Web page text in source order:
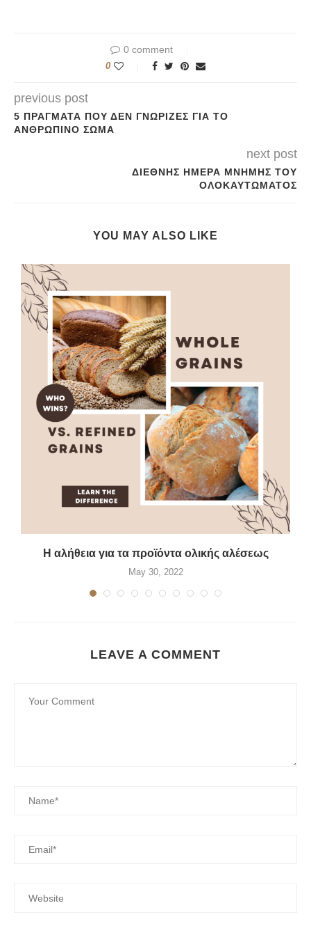
0 comment
0
previous post
5 ΠΡΆΓΜΑΤΑ ΠΟΥ ΔΕΝ ΓΝΏΡΙΖΕΣ ΓΙΑ ΤΟ
ΑΝΘΡΏΠΙΝΟ ΣΏΜΑ
next post
ΔΙΕΘΝΉΣ ΗΜΈΡΑ ΜΝΉΜΗΣ ΤΟΥ
ΟΛΟΚΑΥΤΏΜΑΤΟΣ
YOU MAY ALSO LIKE
Η αλήθεια για τα προϊόντα ολικής αλέσεως
May 30, 2022
LEAVE A COMMENT